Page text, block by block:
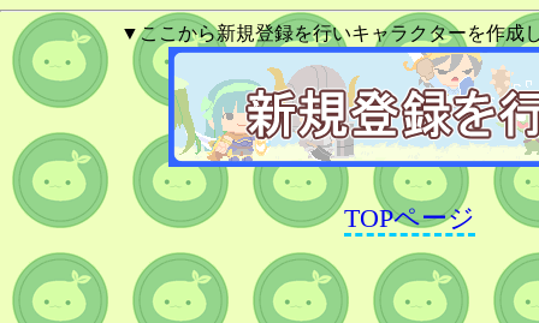
▼ここから新規登録を行いキャラクターを作成
TOPページ